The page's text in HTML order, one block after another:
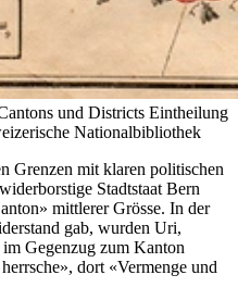
und Districts Eintheilung
Nationalbibliothek
Grenzen mit klaren politischen
Stadtstaat Bern
mittlerer Grösse. In der
gab, wurden Uri,
Gegenzug zum Kanton
dort «Vermenge und